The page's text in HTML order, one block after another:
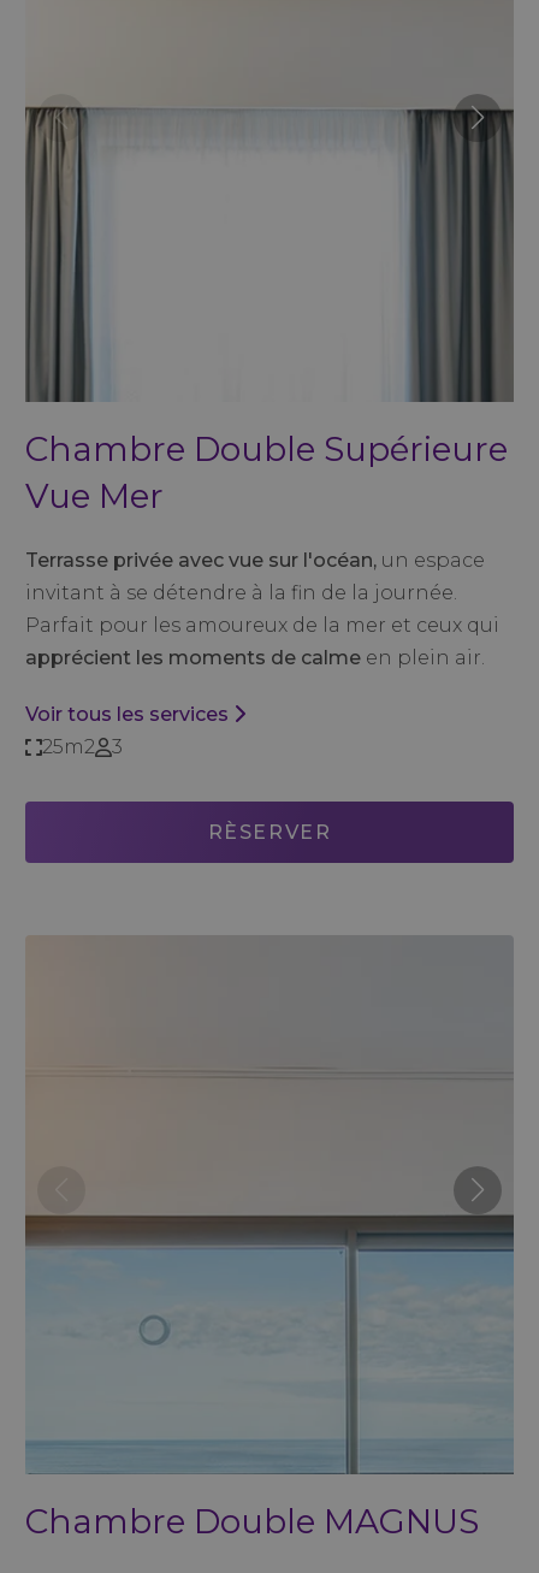
Chambre Double Supérieure
Vue Mer
Terrasse privée avec vue sur l'océan,un espace
invitant à se détendre à la fin de la journée.
Parfait pour les amoureux de la mer et ceux qui
apprécient les moments de calmeen plein air.
Voir tous les services
25m2
3
RÈSERVER
Chambre Double MAGNUS